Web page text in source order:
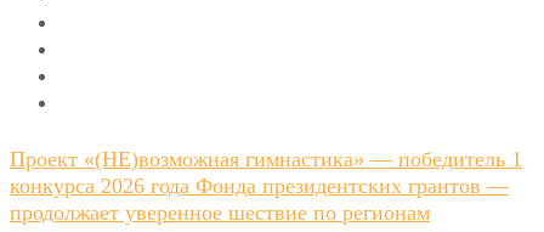
Проект «(НЕ)возможная гимнастика» — победитель 1
конкурса 2026 года Фонда президентских грантов —
продолжает уверенное шествие по регионам